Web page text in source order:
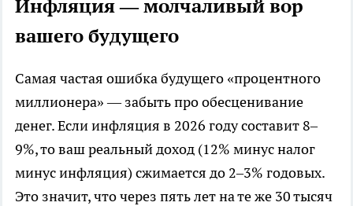
Инфляция — молчаливый вор
вашего будущего
Самая частая ошибка будущего «процентного
миллионера» — забыть про обесценивание
денег. Если инфляция в 2026 году составит 8–
9%, то ваш реальный доход (12% минус налог
минус инфляция) сжимается до 2–3% годовых.
Это значит, что через пять лет на те же 30 тысяч